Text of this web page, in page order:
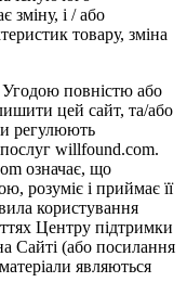
зміну, і / або
товару, зміна
повністю або
цей сайт, та/або
регулюють
willfound.com.
означає, що
розуміє і приймає її
користування
Центру підтримки
Сайті (або посилання
являються